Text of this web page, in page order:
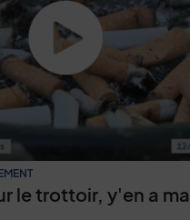
le trottoir, y'en a